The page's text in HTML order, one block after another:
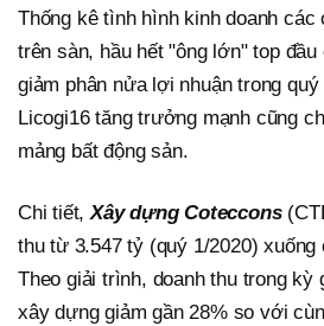
Thống kê tình hình kinh doanh
trên sàn, hầu hết "ông lớn" top đầu
giảm phân nửa lợi nhuận trong
Licogi16 tăng trưởng mạnh cũng
mảng bất động sản.
Chi tiết,Xây dựng Coteccons
thu từ 3.547 tỷ (quý 1/2020) xuống
Theo giải trình, doanh thu trong kỳ
xây dựng giảm gần 28% so với